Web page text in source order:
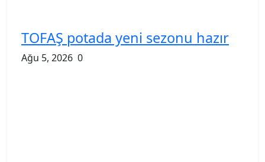
TOFAŞ potada yeni sezonu hazır
Ağu 5, 2026 0